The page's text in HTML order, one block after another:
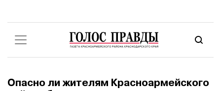
Опасно ли жителям Красноармейского